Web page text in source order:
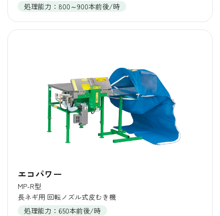
処理能力：800～900本前後/時
エコパワー
MP-R型
長ネギ用 回転ノズル式皮むき機
処理能力：650本前後/時